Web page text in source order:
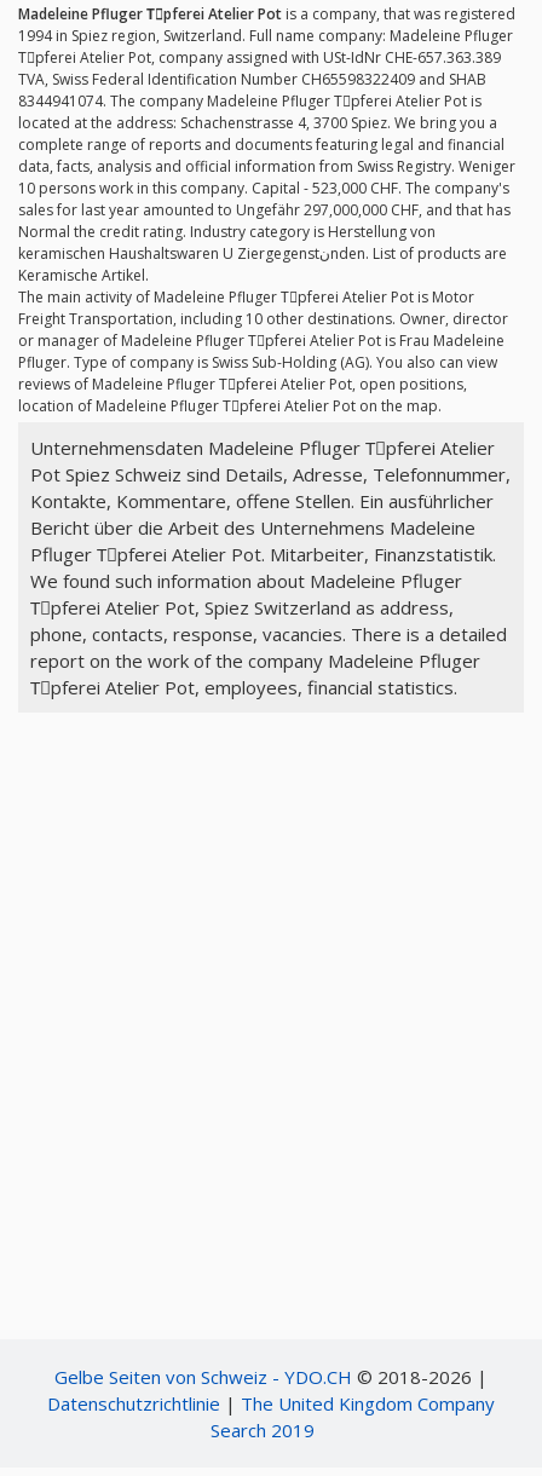
Madeleine Pfluger Tِpferei Atelier Pot is a company, that was registered
1994 in Spiez region, Switzerland. Full name company: Madeleine Pfluger
Tِpferei Atelier Pot, company assigned with USt-IdNr CHE-657.363.389
TVA, Swiss Federal Identification Number CH65598322409 and SHAB
8344941074. The company Madeleine Pfluger Tِpferei Atelier Pot is
located at the address: Schachenstrasse 4, 3700 Spiez. We bring you a
complete range of reports and documents featuring legal and financial
data, facts, analysis and official information from Swiss Registry. Weniger
10 persons work in this company. Capital - 523,000 CHF. The company's
sales for last year amounted to Ungefähr 297,000,000 CHF, and that has
Normal the credit rating. Industry category is Herstellung von
keramischen Haushaltswaren U Ziergegenstنnden. List of products are
Keramische Artikel.
The main activity of Madeleine Pfluger Tِpferei Atelier Pot is Motor
Freight Transportation, including 10 other destinations. Owner, director
or manager of Madeleine Pfluger Tِpferei Atelier Pot is Frau Madeleine
Pfluger. Type of company is Swiss Sub-Holding (AG). You also can view
reviews of Madeleine Pfluger Tِpferei Atelier Pot, open positions,
location of Madeleine Pfluger Tِpferei Atelier Pot on the map.
Unternehmensdaten Madeleine Pfluger Tِpferei Atelier
Pot Spiez Schweiz sind Details, Adresse, Telefonnummer,
Kontakte, Kommentare, offene Stellen. Ein ausführlicher
Bericht über die Arbeit des Unternehmens Madeleine
Pfluger Tِpferei Atelier Pot. Mitarbeiter, Finanzstatistik.
We found such information about Madeleine Pfluger
Tِpferei Atelier Pot, Spiez Switzerland as address,
phone, contacts, response, vacancies. There is a detailed
report on the work of the company Madeleine Pfluger
Tِpferei Atelier Pot, employees, financial statistics.
Gelbe Seiten von Schweiz - YDO.CH © 2018-2026 |
Datenschutzrichtlinie | The United Kingdom Company
Search 2019